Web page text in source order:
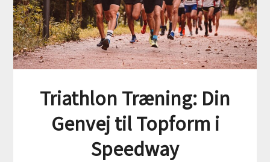
Triathlon Træning: Din
Genvej til Topform i
Speedway